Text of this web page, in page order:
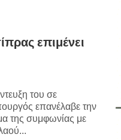
επιμένει
του σε
επανέλαβε την
της συμφωνίας με